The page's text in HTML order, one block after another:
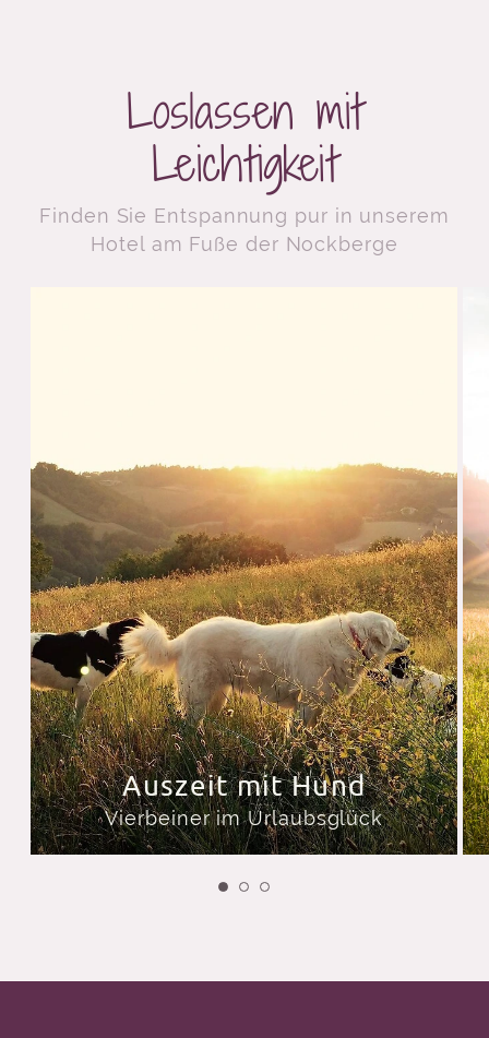
Loslassen mit
Leichtigkeit
Finden Sie Entspannung pur in unserem
Hotel am Fuße der Nockberge
Auszeit mit Hund
Vierbeiner im Urlaubsglück